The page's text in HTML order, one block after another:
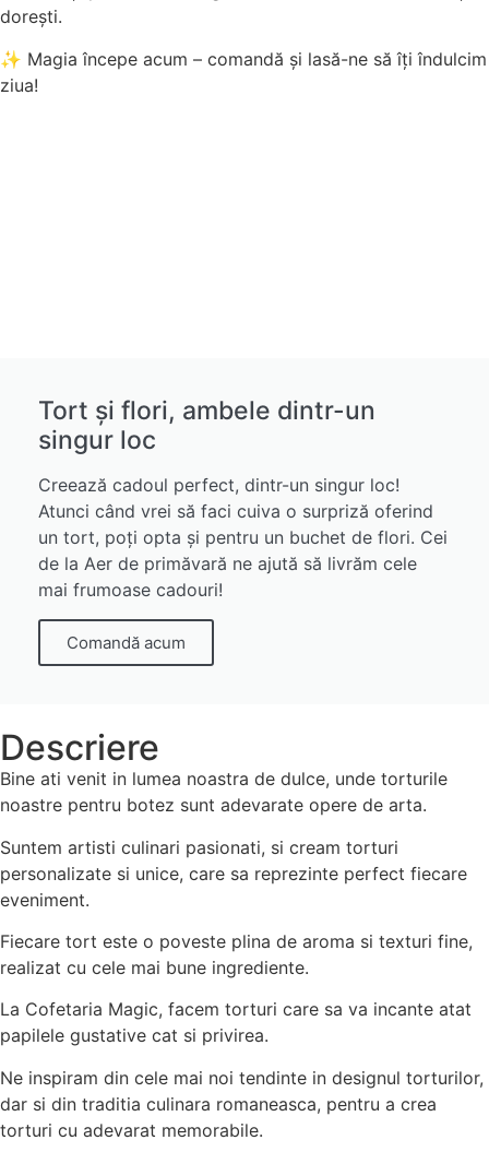
dorești.
✨ Magia începe acum – comandă și lasă-ne să îți îndulcim
ziua!
Tort și flori, ambele dintr-un
singur loc
Creează cadoul perfect, dintr-un singur loc!
Atunci când vrei să faci cuiva o surpriză oferind
un tort, poți opta și pentru un buchet de flori. Cei
de la Aer de primăvară ne ajută să livrăm cele
mai frumoase cadouri!
Comandă acum
Descriere
Bine ati venit in lumea noastra de dulce, unde torturile
noastre pentru botez sunt adevarate opere de arta.
Suntem artisti culinari pasionati, si cream torturi
personalizate si unice, care sa reprezinte perfect fiecare
eveniment.
Fiecare tort este o poveste plina de aroma si texturi fine,
realizat cu cele mai bune ingrediente.
La Cofetaria Magic, facem torturi care sa va incante atat
papilele gustative cat si privirea.
Ne inspiram din cele mai noi tendinte in designul torturilor,
dar si din traditia culinara romaneasca, pentru a crea
torturi cu adevarat memorabile.